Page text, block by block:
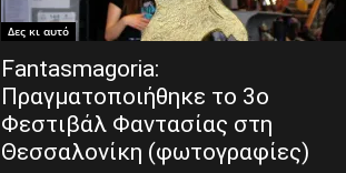
Δες κι αυτό
Fantasmagoria:
Πραγματοποιήθηκε το 3ο
Φεστιβάλ Φαντασίας στη
Θεσσαλονίκη (φωτογραφίες)